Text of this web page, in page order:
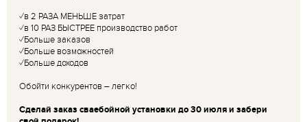
✓в 2 РАЗА МЕНЬШЕ затрат
✓в 10 РАЗ БЫСТРЕЕ производство работ
✓Больше заказов
✓Больше возможностей
✓Больше доходов
Обойти конкурентов – легко!
Сделай заказ сваебойной установки до 30 июля и забери